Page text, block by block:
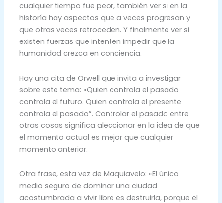
cualquier tiempo fue peor, también ver si en la
historía hay aspectos que a veces progresan y
que otras veces retroceden. Y finalmente ver si
existen fuerzas que intenten impedir que la
humanidad crezca en conciencia.
Hay una cita de Orwell que invita a investigar
sobre este tema: «Quien controla el pasado
controla el futuro. Quien controla el presente
controla el pasado”. Controlar el pasado entre
otras cosas significa aleccionar en la idea de que
el momento actual es mejor que cualquier
momento anterior.
Otra frase, esta vez de Maquiavelo: «El único
medio seguro de dominar una ciudad
acostumbrada a vivir libre es destruirla, porque el